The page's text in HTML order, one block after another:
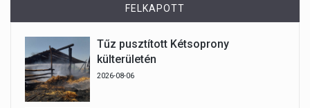
FELKAPOTT
Tűz pusztított Kétsoprony
külterületén
2026-08-06